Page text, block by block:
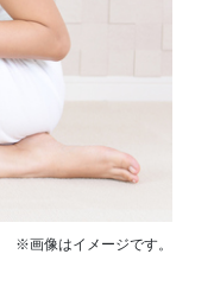
※画像はイメージです。